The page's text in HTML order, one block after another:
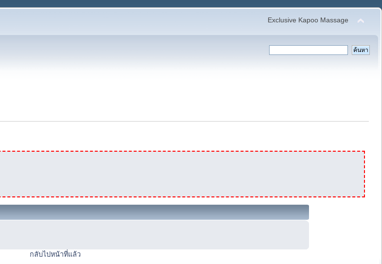
Exclusive Kapoo Massage
กลับไปหน้าที่แล้ว